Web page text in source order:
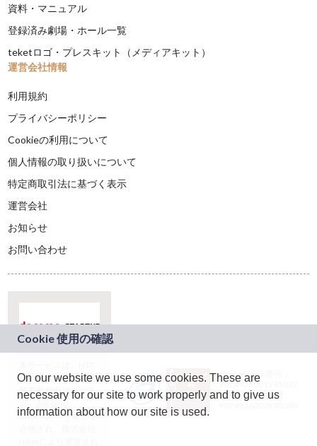
資料・マニュアル
登録済み劇場・ホール一覧
teketロゴ・プレスキット（メディアキット）
運営会社情報
利用規約
プライバシーポリシー
Cookieの利用について
個人情報の取り扱いについて
特定商取引法に基づく表示
運営会社
お知らせ
お問い合わせ
ドコモグループの新
規事業創出プログラ
ム「docomo
STARTUP」を通じて
JASRAC許諾番号：
9024936001Y45037
JASRAC許諾番号：
On our website we use some cookies. These are
necessary for our site to work properly and to give us
information about how our site is used.